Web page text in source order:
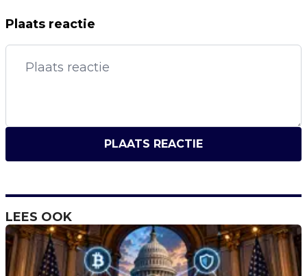
Plaats reactie
PLAATS REACTIE
LEES OOK